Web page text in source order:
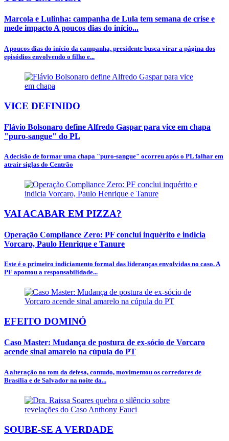
Marcola e Lulinha: campanha de Lula tem semana de crise e
mede impacto A poucos dias do início...
A poucos dias do início da campanha, presidente busca virar a página dos
episódios envolvendo o filho e...
VICE DEFINIDO
Flávio Bolsonaro define Alfredo Gaspar para vice em chapa
"puro-sangue" do PL
A decisão de formar uma chapa "puro-sangue" ocorreu após o PL falhar em
atrair siglas do Centrão
VAI ACABAR EM PIZZA?
Operação Compliance Zero: PF conclui inquérito e indicia
Vorcaro, Paulo Henrique e Tanure
Este é o primeiro indiciamento formal das lideranças envolvidas no caso. A
PF apontou a responsabilidade...
EFEITO DOMINÓ
Caso Master: Mudança de postura de ex-sócio de Vorcaro
acende sinal amarelo na cúpula do PT
A alteração no tom da defesa, contudo, movimentou os corredores de
Brasília e de Salvador na noite da...
SOUBE-SE A VERDADE